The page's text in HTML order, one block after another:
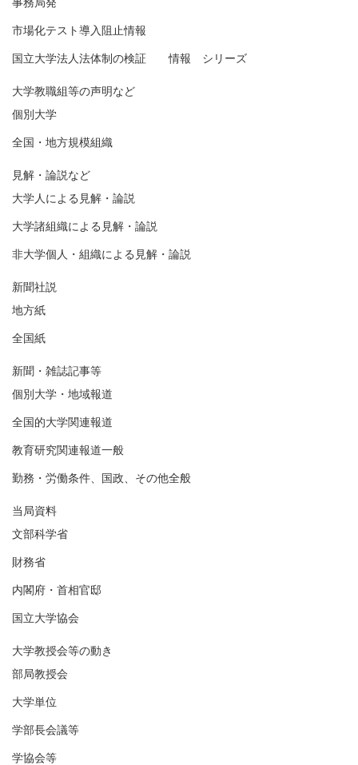
市場化テスト導入阻止情報
国立大学法人法体制の検証 情報 シリーズ
大学教職組等の声明など
個別大学
全国・地方規模組織
見解・論説など
大学人による見解・論説
大学諸組織による見解・論説
非大学個人・組織による見解・論説
新聞社説
地方紙
全国紙
新聞・雑誌記事等
個別大学・地域報道
全国的大学関連報道
教育研究関連報道一般
勤務・労働条件、国政、その他全般
当局資料
文部科学省
財務省
内閣府・首相官邸
国立大学協会
大学教授会等の動き
部局教授会
大学単位
学部長会議等
学協会等